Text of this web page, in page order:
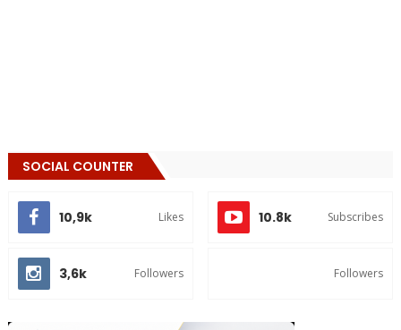
SOCIAL COUNTER
10,9k Likes 10.8k Subscribes
3,6k Followers Followers